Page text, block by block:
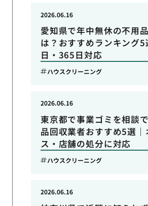
愛知県で年中無休の不用
は？おすすめランキング5
日・365日対応
2026.06.16
ハウスクリーニング
東京都で事業ゴミを相談
品回収業者おすすめ5選｜
ス・店舗の処分に対応
2026.06.16
ハウスクリーニング
2026.06.16